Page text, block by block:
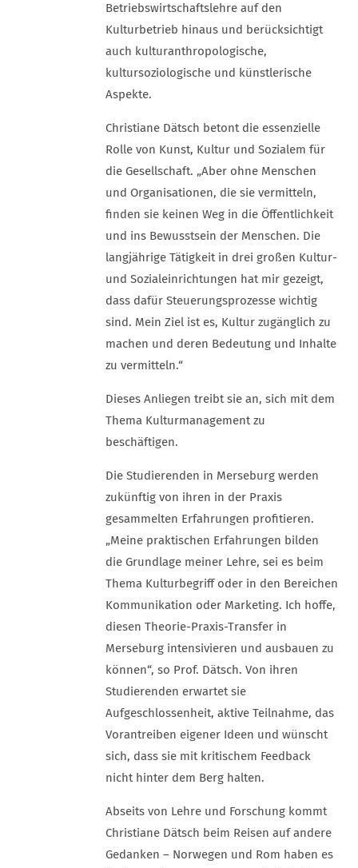
Betriebswirtschaftslehre auf den
Kulturbetrieb hinaus und berücksichtigt
auch kulturanthropologische,
kultursoziologische und künstlerische
Aspekte.
Christiane Dätsch betont die essenzielle
Rolle von Kunst, Kultur und Sozialem für
die Gesellschaft. „Aber ohne Menschen
und Organisationen, die sie vermitteln,
finden sie keinen Weg in die Öffentlichkeit
und ins Bewusstsein der Menschen. Die
langjährige Tätigkeit in drei großen Kultur-
und Sozialeinrichtungen hat mir gezeigt,
dass dafür Steuerungsprozesse wichtig
sind. Mein Ziel ist es, Kultur zugänglich zu
machen und deren Bedeutung und Inhalte
zu vermitteln.“
Dieses Anliegen treibt sie an, sich mit dem
Thema Kulturmanagement zu
beschäftigen.
Die Studierenden in Merseburg werden
zukünftig von ihren in der Praxis
gesammelten Erfahrungen profitieren.
„Meine praktischen Erfahrungen bilden
die Grundlage meiner Lehre, sei es beim
Thema Kulturbegriff oder in den Bereichen
Kommunikation oder Marketing. Ich hoffe,
diesen Theorie-Praxis-Transfer in
Merseburg intensivieren und ausbauen zu
können“, so Prof. Dätsch. Von ihren
Studierenden erwartet sie
Aufgeschlossenheit, aktive Teilnahme, das
Vorantreiben eigener Ideen und wünscht
sich, dass sie mit kritischem Feedback
nicht hinter dem Berg halten.
Abseits von Lehre und Forschung kommt
Christiane Dätsch beim Reisen auf andere
Gedanken – Norwegen und Rom haben es